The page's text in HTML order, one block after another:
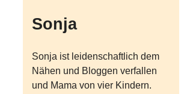
Sonja
Sonja ist leidenschaftlich dem
Nähen und Bloggen verfallen
und Mama von vier Kindern.